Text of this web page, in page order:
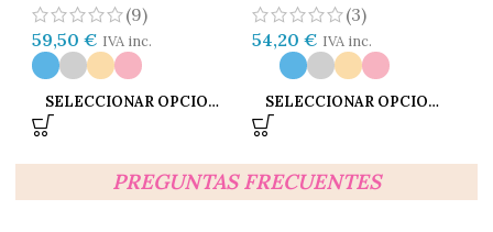
(9)
59,50 € IVA inc.
SELECCIONAR OPCIONES
(3)
54,20 € IVA inc.
SELECCIONAR OPCIONES
PREGUNTAS FRECUENTES